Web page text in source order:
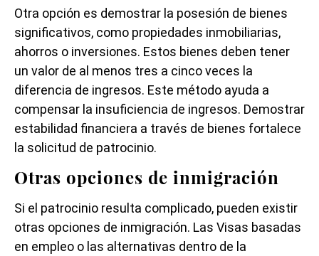
Otra opción es demostrar la posesión de bienes
significativos, como propiedades inmobiliarias,
ahorros o inversiones. Estos bienes deben tener
un valor de al menos tres a cinco veces la
diferencia de ingresos. Este método ayuda a
compensar la insuficiencia de ingresos. Demostrar
estabilidad financiera a través de bienes fortalece
la solicitud de patrocinio.
Otras opciones de inmigración
Si el patrocinio resulta complicado, pueden existir
otras opciones de inmigración. Las Visas basadas
en empleo o las alternativas dentro de la